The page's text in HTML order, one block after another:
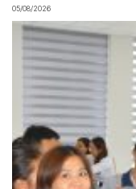
05/08/2026